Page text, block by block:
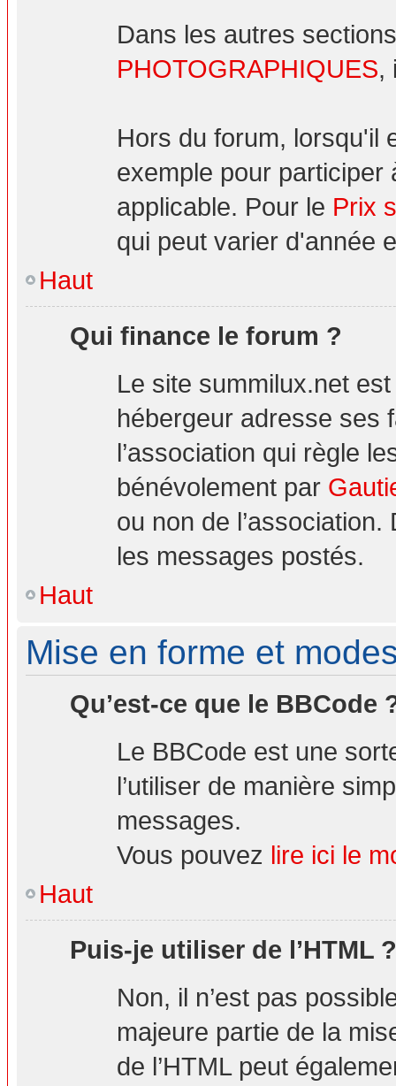
Dans les autres
PHOTOGRAPHIQUES,
Hors du forum, lorsqu'il
exemple pour participer
applicable. Pour le Prix
qui peut varier d'année
Haut
Qui finance le forum ?
Le site summilux.net
hébergeur adresse ses
l’association qui règle
bénévolement par
ou non de
les messages postés.
Haut
Mise en forme et
Qu’est-ce que le BBCode
Le BBCode est une
l’utiliser de manière
messages.
Vous pouvez lire ici le
Haut
Puis-je utiliser de l’HTML ?
Non, il n’est pas
majeure partie de la
de l’HTML peut